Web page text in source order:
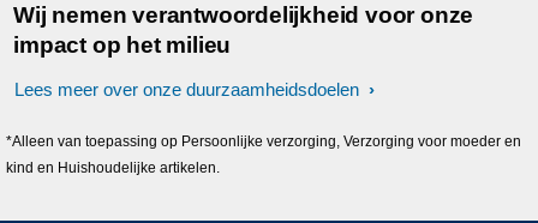
Wij nemen verantwoordelijkheid voor onze
impact op het milieu
Lees meer over onze duurzaamheidsdoelen
*Alleen van toepassing op Persoonlijke verzorging, Verzorging voor moeder en
kind en Huishoudelijke artikelen.